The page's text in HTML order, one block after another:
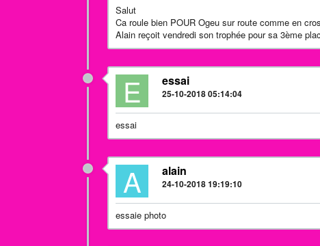
Salut
Ca roule bien POUR Ogeu sur route comme en
Alain reçoit vendredi son trophée pour sa 3ème
E essai
25-10-2018 05:14:04
essai
A alain
24-10-2018 19:19:10
essaie photo